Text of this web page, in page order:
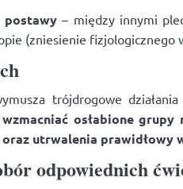
postawy – między innymi
(zniesienie fizjologicznego
trójdrogowe
wzmacniać osłabione grupy
utrwalenia prawidłowy
odpowiednich